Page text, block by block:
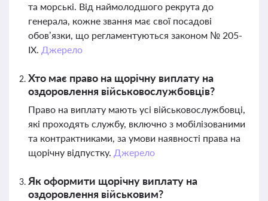
та морські. Від наймолодшого рекрута до
генерала, кожне звання має свої посадові
обов’язки, що регламентуються законом № 205-
IX. Джерело
Хто має право на щорічну виплату на
оздоровлення військовослужбовців?
Право на виплату мають усі військовослужбовці,
які проходять службу, включно з мобілізованими
та контрактниками, за умови наявності права на
щорічну відпустку. Джерело
Як оформити щорічну виплату на
оздоровлення військовим?